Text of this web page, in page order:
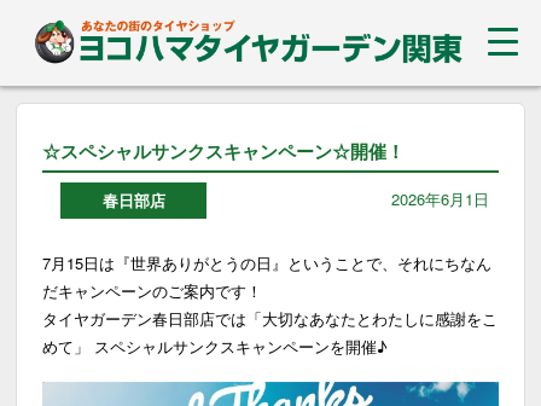
☆スペシャルサンクスキャンペーン☆開催！
春日部店 2026年6月1日
7月15日は『世界ありがとうの日』ということで、それにちなん
だキャンペーンのご案内です！
タイヤガーデン春日部店では「大切なあなたとわたしに感謝をこ
めて」 スペシャルサンクスキャンペーンを開催♪